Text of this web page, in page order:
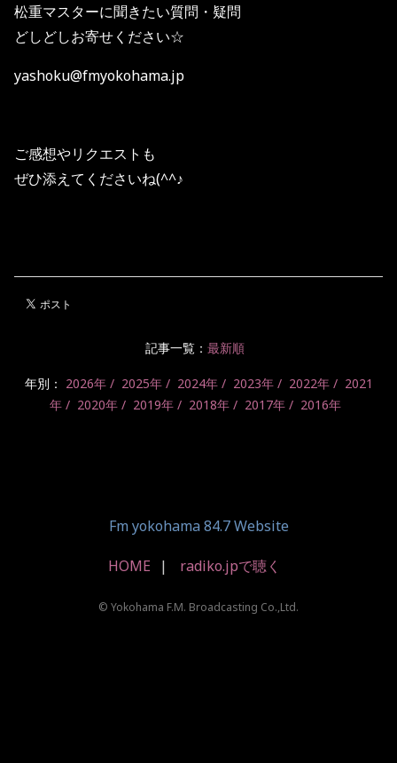
松重マスターに聞きたい質問・疑問
どしどしお寄せください☆
yashoku@fmyokohama.jp
ご感想やリクエストも
ぜひ添えてくださいね(^^♪
記事一覧： 最新順
年別： 2026年 2025年 2024年 2023年 2022年
2021
年
2020年 2019年 2018年 2017年 2016年
Fm yokohama 84.7 Website
HOME radiko.jpで聴く
© Yokohama F.M. Broadcasting Co.,Ltd.